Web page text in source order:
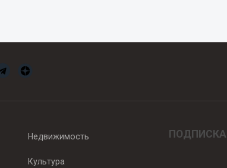
Недвижимость
Культура
ПОДПИСКА